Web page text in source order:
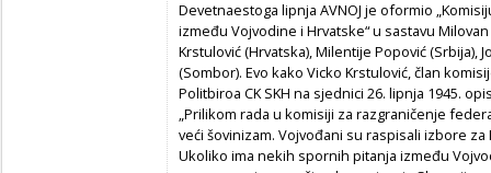
Devetnaestoga lipnja AVNOJ je oformio
između Vojvodine i Hrvatske“ u sastavu
Krstulović (Hrvatska), Milentije Popović (Srbija),
(Sombor). Evo kako Vicko Krstulović, član
Politbiroa CK SKH na sjednici 26. lipnja 1945.
„Prilikom rada u komisiji za razgraničenje
veći šovinizam. Vojvođani su raspisali izbore
Ukoliko ima nekih spornih pitanja između